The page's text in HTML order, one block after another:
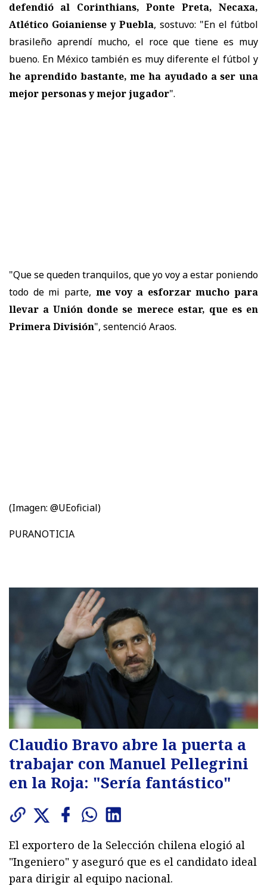
defendió al Corinthians, Ponte Preta, Necaxa,
Atlético Goianiense y Puebla, sostuvo: "En el fútbol
brasileño aprendí mucho, el roce que tiene es muy
bueno. En México también es muy diferente el fútbol y
he aprendido bastante, me ha ayudado a ser una
mejor personas y mejor jugador".
"Que se queden tranquilos, que yo voy a estar poniendo
todo de mi parte, me voy a esforzar mucho para
llevar a Unión donde se merece estar, que es en
Primera División", sentenció Araos.
(Imagen: @UEoficial)
PURANOTICIA
Claudio Bravo abre la puerta a
trabajar con Manuel Pellegrini
en la Roja: "Sería fantástico"
El exportero de la Selección chilena elogió al
"Ingeniero" y aseguró que es el candidato ideal
para dirigir al equipo nacional.